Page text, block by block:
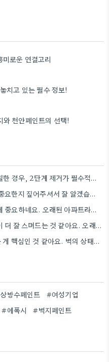
로운 연결고리
치고 있는 필수 정보!
천안페인트의 선택!
유성 페인트 위에 수성 페인트를 덧칠한 경우, 2단계 제거가 필수적이라는 점을 강조해야겠네요.
샌딩 작업 후에 사포 입자가 얼마나 중요한지 짚어주셔서 잘 알겠습니다. 특히 얇은 사포를 여러 번…
바닥 줄눈 상태를 꼼꼼히 살펴보는 게 중요하네요. 오래된 아파트라면 줄눈부터 망가지기 쉬울 것 같아요.
특히 겨울철 습도 때문에 틈새로 물이 더 잘 스며드는 것 같아요. 오래된 건물일수록 이런 부분에…
고압 세척 후 프라이머 2회 도포하는 게 핵심인 것 같아요. 벽의 상태에 따라 흡수율이 달라지니까,…
방수페인트
#여성기업
#에폭시 #벽지페인트